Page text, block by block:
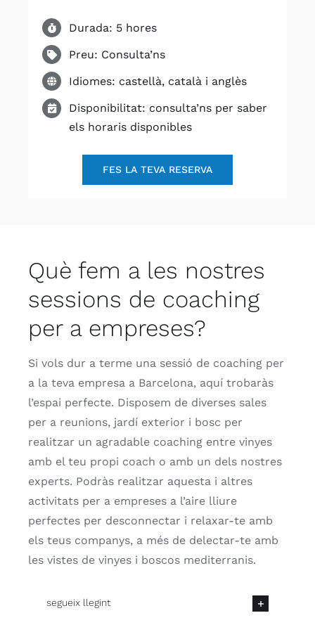
Durada: 5 hores
Preu: Consulta’ns
Idiomes: castellà, català i anglès
Disponibilitat: consulta’ns per saber
els horaris disponibles
FES LA TEVA RESERVA
Què fem a les nostres
sessions de coaching
per a empreses?
Si vols dur a terme una sessió de coaching per
a la teva empresa a Barcelona, ​​aquí trobaràs
l’espai perfecte. Disposem de diverses sales
per a reunions, jardí exterior i bosc per
realitzar un agradable coaching entre vinyes
amb el teu propi coach o amb un dels nostres
experts. Podràs realitzar aquesta i altres
activitats per a empreses a l’aire lliure
perfectes per desconnectar i relaxar-te amb
els teus companys, a més de delectar-te amb
les vistes de vinyes i boscos mediterranis.
segueix llegint